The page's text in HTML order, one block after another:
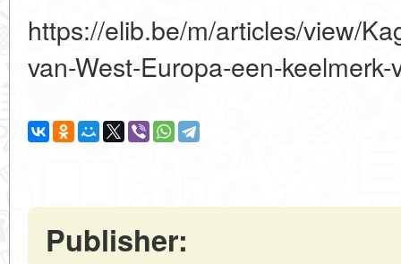
https://elib.be/m/articles/view/
van-West-Europa-een-
Publisher: